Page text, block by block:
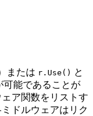
または r.Use() と
可能であることが
ア関数をリストす
ドルウェアはリク